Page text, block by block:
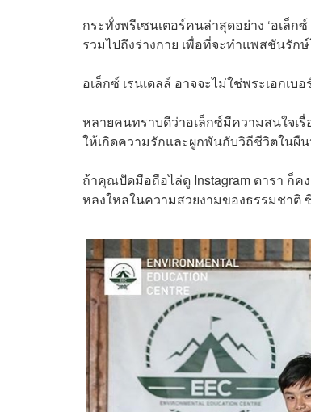
กระทั่งพรีเซนเตอร์คนล่าสุดอย่าง ‘อเล็
รวมไปถึงร่างกาย เพื่อที่จะทำแพสชันรัก
อเล็กซ์ เรนเดลล์ อาจจะไม่ใช่พระเอกเ
หลายคนทราบดีว่าอเล็กซ์มีความสนใจเ
ให้เกิดความรักและผูกพันกับวิถีชีวิตในผื
ถ้าคุณปัดมือถือไล่ดู Instagram ดารา ก็ค
หลงใหลในความสวยงามของธรรมชา